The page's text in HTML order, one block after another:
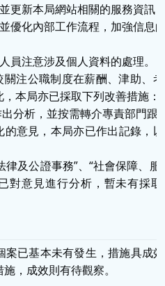
更新本局網站相關的服務資訊
優化內部工作流程，加強信息
注意涉及個人資料的處理。
關注公職制度在薪酬、津助、
本局亦已採取下列改善措施：
分析，並按需轉介專責部門跟
意見，本局亦已作出記錄，
律及公證事務”、“社會保障、服
對意見進行分析，暫未有採
案已基本未有發生，措施具成
，成效則有待觀察。